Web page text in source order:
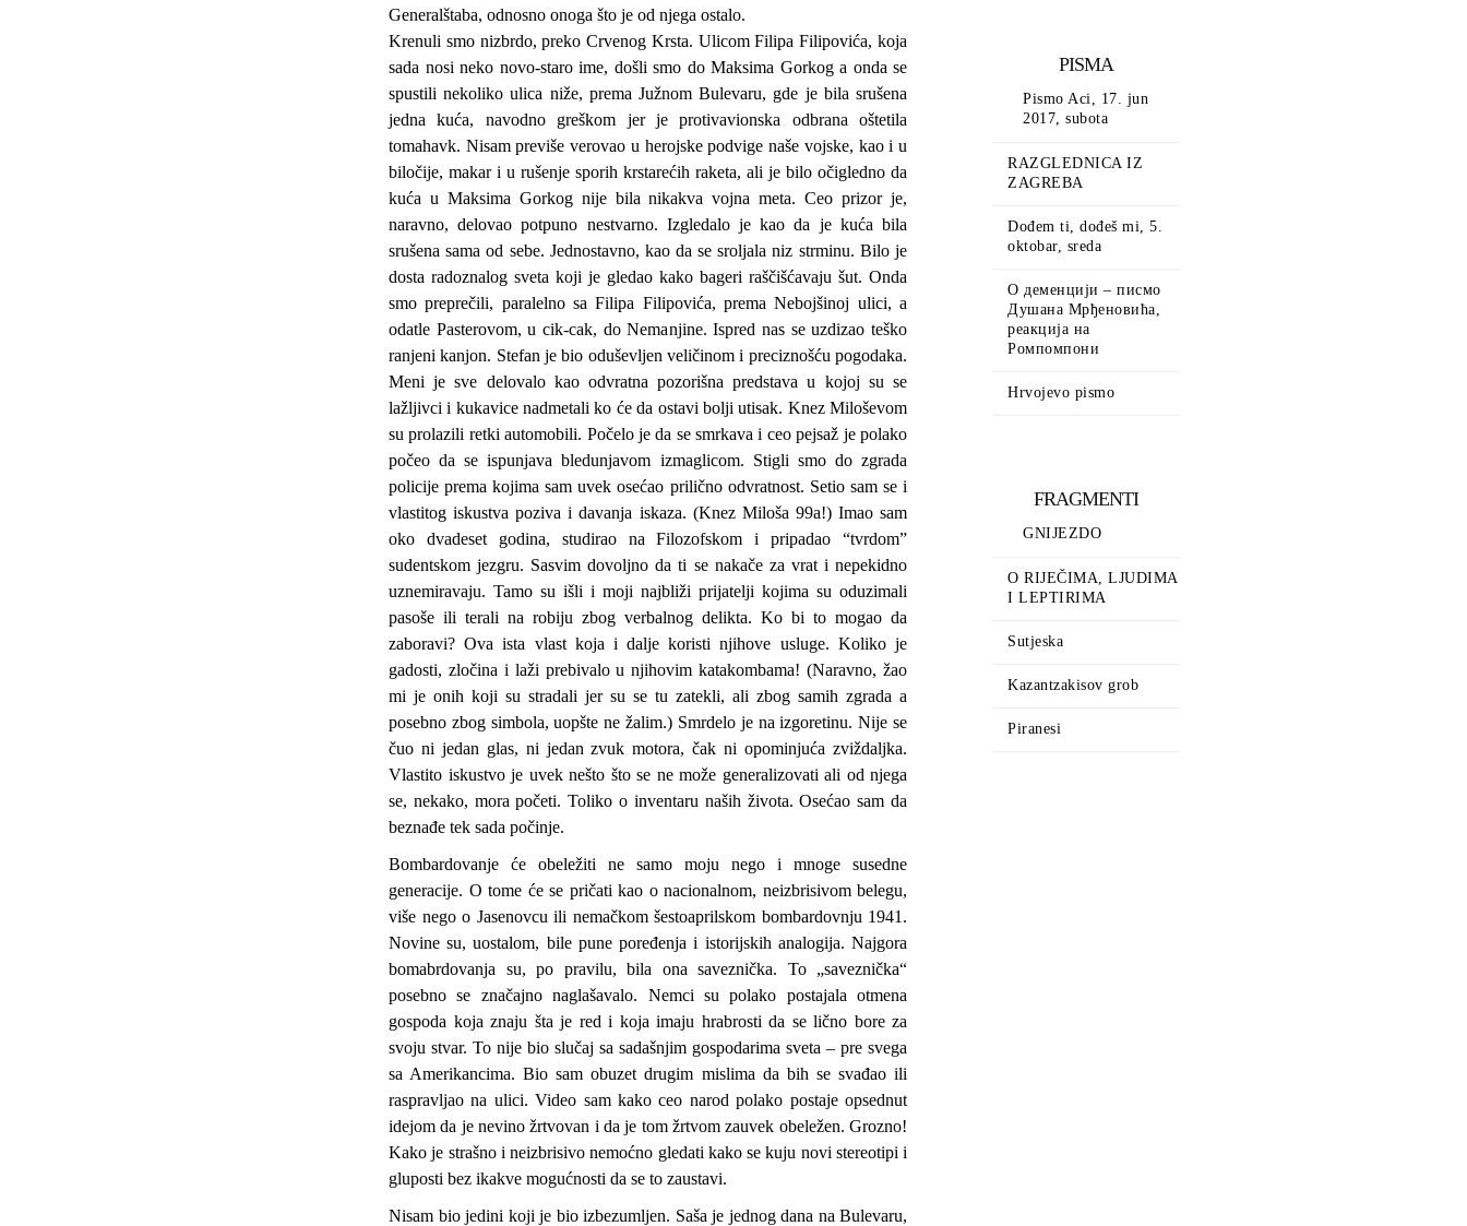
Generalštaba, odnosno onoga što je od njega ostalo.
Krenuli smo nizbrdo, preko Crvenog Krsta. Ulicom Filipa Filipovića, koja
sada nosi neko novo-staro ime, došli smo do Maksima Gorkog a onda se
spustili nekoliko ulica niže, prema Južnom Bulevaru, gde je bila srušena
jedna kuća, navodno greškom jer je protivavionska odbrana oštetila
tomahavk. Nisam previše verovao u herojske podvige naše vojske, kao i u
biločije, makar i u rušenje sporih krstarećih raketa, ali je bilo očigledno da
kuća u Maksima Gorkog nije bila nikakva vojna meta. Ceo prizor je,
naravno, delovao potpuno nestvarno. Izgledalo je kao da je kuća bila
srušena sama od sebe. Jednostavno, kao da se sroljala niz strminu. Bilo je
dosta radoznalog sveta koji je gledao kako bageri raščišćavaju šut. Onda
smo preprečili, paralelno sa Filipa Filipovića, prema Nebojšinoj ulici, a
odatle Pasterovom, u cik-cak, do Nemanjine. Ispred nas se uzdizao teško
ranjeni kanjon. Stefan je bio oduševljen veličinom i preciznošću pogodaka.
Meni je sve delovalo kao odvratna pozorišna predstava u kojoj su se
lažljivci i kukavice nadmetali ko će da ostavi bolji utisak. Knez Miloševom
su prolazili retki automobili. Počelo je da se smrkava i ceo pejsaž je polako
počeo da se ispunjava bledunjavom izmaglicom. Stigli smo do zgrada
policije prema kojima sam uvek osećao prilično odvratnost. Setio sam se i
vlastitog iskustva poziva i davanja iskaza. (Knez Miloša 99a!) Imao sam
oko dvadeset godina, studirao na Filozofskom i pripadao “tvrdom”
sudentskom jezgru. Sasvim dovoljno da ti se nakače za vrat i nepekidno
uznemiravaju. Tamo su išli i moji najbliži prijatelji kojima su oduzimali
pasoše ili terali na robiju zbog verbalnog delikta. Ko bi to mogao da
zaboravi? Ova ista vlast koja i dalje koristi njihove usluge. Koliko je
gadosti, zločina i laži prebivalo u njihovim katakombama! (Naravno, žao
mi je onih koji su stradali jer su se tu zatekli, ali zbog samih zgrada a
posebno zbog simbola, uopšte ne žalim.) Smrdelo je na izgoretinu. Nije se
čuo ni jedan glas, ni jedan zvuk motora, čak ni opominjuća zviždaljka.
Vlastito iskustvo je uvek nešto što se ne može generalizovati ali od njega
se, nekako, mora početi. Toliko o inventaru naših života. Osećao sam da
beznađe tek sada počinje.
Bombardovanje će obeležiti ne samo moju nego i mnoge susedne
generacije. O tome će se pričati kao o nacionalnom, neizbrisivom belegu,
više nego o Jasenovcu ili nemačkom šestoaprilskom bombardovnju 1941.
Novine su, uostalom, bile pune poređenja i istorijskih analogija. Najgora
bomabrdovanja su, po pravilu, bila ona saveznička. To „saveznička“
posebno se značajno naglašavalo. Nemci su polako postajala otmena
gospoda koja znaju šta je red i koja imaju hrabrosti da se lično bore za
svoju stvar. To nije bio slučaj sa sadašnjim gospodarima sveta – pre svega
sa Amerikancima. Bio sam obuzet drugim mislima da bih se svađao ili
raspravljao na ulici. Video sam kako ceo narod polako postaje opsednut
idejom da je nevino žrtvovan i da je tom žrtvom zauvek obeležen. Grozno!
Kako je strašno i neizbrisivo nemoćno gledati kako se kuju novi stereotipi i
gluposti bez ikakve mogućnosti da se to zaustavi.
Nisam bio jedini koji je bio izbezumljen. Saša je jednog dana na Bulevaru,
PISMA
Pismo Aci, 17. jun
2017, subota
RAZGLEDNICA IZ
ZAGREBA
Dođem ti, dođeš mi, 5.
oktobar, sreda
О деменцији – писмо
Душана Мрђеновића,
реакција на
Ромпомпони
Hrvojevo pismo
FRAGMENTI
GNIJEZDO
O RIJEČIMA, LJUDIMA
I LEPTIRIMA
Sutjeska
Kazantzakisov grob
Piranesi